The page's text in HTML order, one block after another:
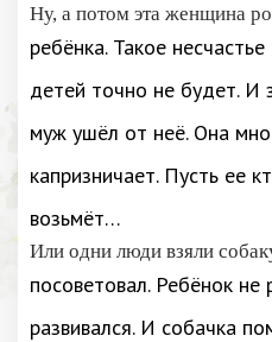
Ну, а потом эта женщина
ребёнка. Такое
детей точно не будет. И
муж ушёл от неё. Она
капризничает. Пусть ее
возьмёт…
Или одни люди взяли
посоветовал. Ребёнок не
развивался. И собачка